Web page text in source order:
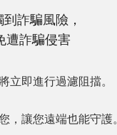
詐騙風險，
遭詐騙侵害
即進行過濾阻擋。
讓您遠端也能守護。